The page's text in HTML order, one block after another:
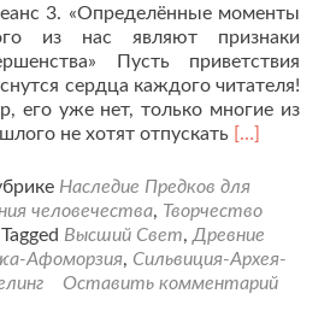
3. «Определённые моменты
из нас являют признаки
Пусть приветствия
сердца каждого читателя!
его уже нет, только многие из
не хотят отпускать Читать
Предков
для
земной
[…]
Наследие Предков для
человечества, Творчество
Tagged Высший Свет, Древние
Афоморзия, Сильвиция-Архея-
Оставить комментарий